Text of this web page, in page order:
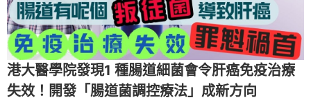
港大醫學院發現1 種腸道細菌會令肝癌免疫治療
失效！開發「腸道菌調控療法」成新方向